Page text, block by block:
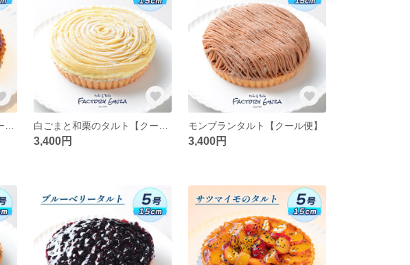
3,400円
モンブランタルト【クール便】
3,400円